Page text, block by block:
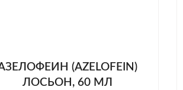
(AZELOFEIN)
ЛОСЬОН, 60 МЛ